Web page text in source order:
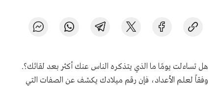
هل تساءلت يومًا ما الذي يتذكره الناس عنك أكثر بعد لقائك؟.
وفقاً لعلم الأعداد، فإن رقم ميلادك يكشف عن الصفات التي